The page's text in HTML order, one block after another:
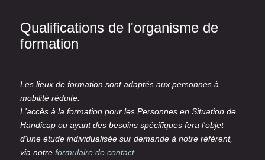
Qualifications de l'organisme de
formation
Les lieux de formation sont adaptés aux personnes à
mobilité réduite.
L'accès à la formation pour les Personnes en Situation de
Handicap ou ayant des besoins spécifiques fera l'objet
d'une étude individualisée sur demande à notre référent,
via notre formulaire de contact.